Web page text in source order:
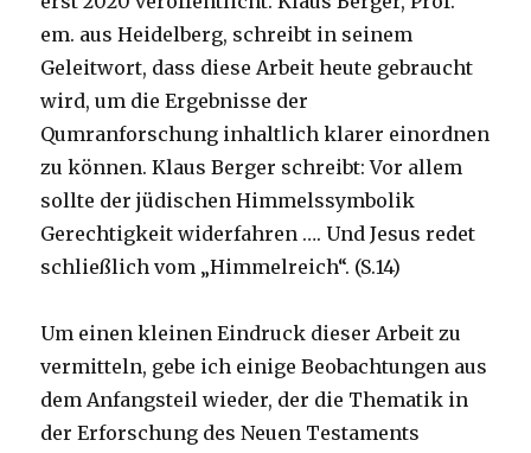
em. aus Heidelberg, schreibt in seinem
Geleitwort, dass diese Arbeit heute gebraucht
wird, um die Ergebnisse der
Qumranforschung inhaltlich klarer einordnen
zu können. Klaus Berger schreibt: Vor allem
sollte der jüdischen Himmelssymbolik
Gerechtigkeit widerfahren …. Und Jesus redet
schließlich vom „Himmelreich“. (S.14)
Um einen kleinen Eindruck dieser Arbeit zu
vermitteln, gebe ich einige Beobachtungen aus
dem Anfangsteil wieder, der die Thematik in
der Erforschung des Neuen Testaments